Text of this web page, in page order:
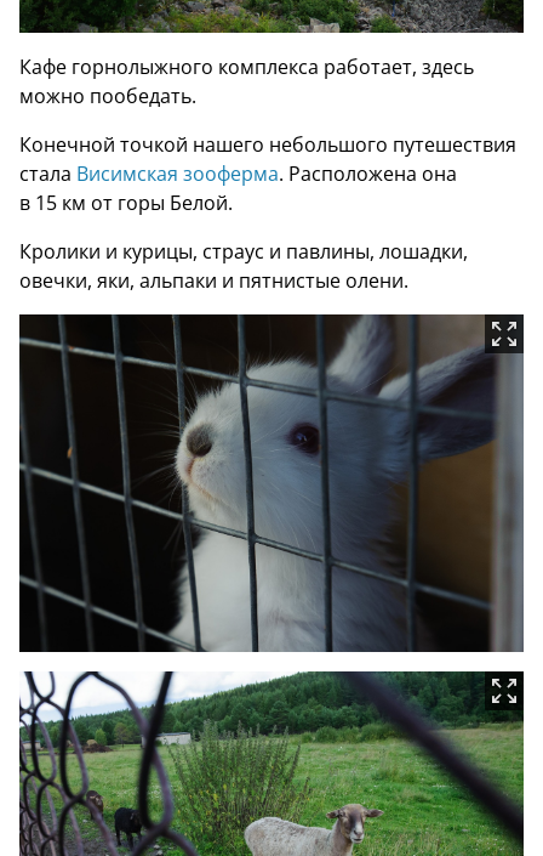
Кафе горнолыжного комплекса работает, здесь
можно пообедать.
Конечной точкой нашего небольшого путешествия
стала Висимская зооферма. Расположена она
в 15 км от горы Белой.
Кролики и курицы, страус и павлины, лошадки,
овечки, яки, альпаки и пятнистые олени.